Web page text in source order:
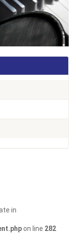
in
on line 282